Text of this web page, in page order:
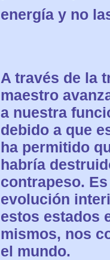
energía y no
A través de la
maestro
a nuestra
debido a que
ha permitido
habría
contrapeso.
evolución
estos estados
mismos, nos
el mundo.